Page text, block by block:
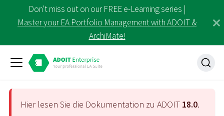
Don't miss out on our FREE e-Learning series |
Master your EA Portfolio Management with ADOIT &
ArchiMate!
Hier lesen Sie die Dokumentation zu ADOIT 18.0.